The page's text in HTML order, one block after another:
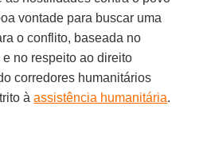
vontade para buscar uma
o conflito, baseada no
no respeito ao direito
corredores humanitários
àassistência humanitária.